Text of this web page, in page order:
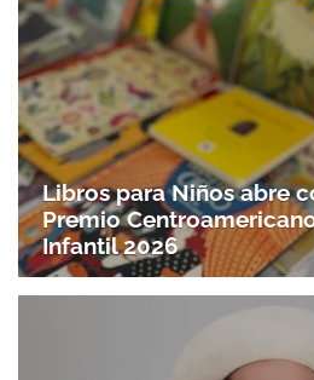
Libros para Niños abre
Premio
Infantil 2026